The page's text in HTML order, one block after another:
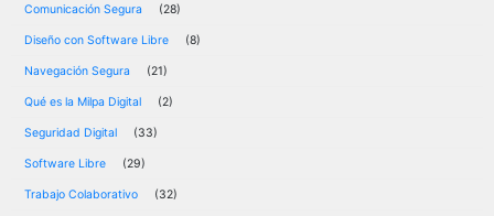
Comunicación Segura (28)
Diseño con Software Libre (8)
Navegación Segura (21)
Qué es la Milpa Digital (2)
Seguridad Digital (33)
Software Libre (29)
Trabajo Colaborativo (32)